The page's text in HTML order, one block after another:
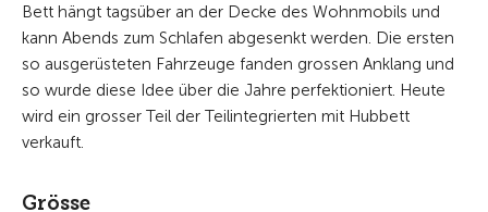
Bett hängt tagsüber an der Decke des Wohnmobils und
kann Abends zum Schlafen abgesenkt werden. Die ersten
so ausgerüsteten Fahrzeuge fanden grossen Anklang und
so wurde diese Idee über die Jahre perfektioniert. Heute
wird ein grosser Teil der Teilintegrierten mit Hubbett
verkauft.
Grösse